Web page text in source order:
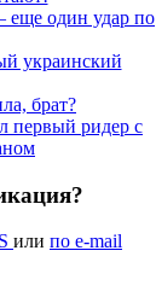
еще один удар по
украинский
брат?
первый ридер с
или по e-mail